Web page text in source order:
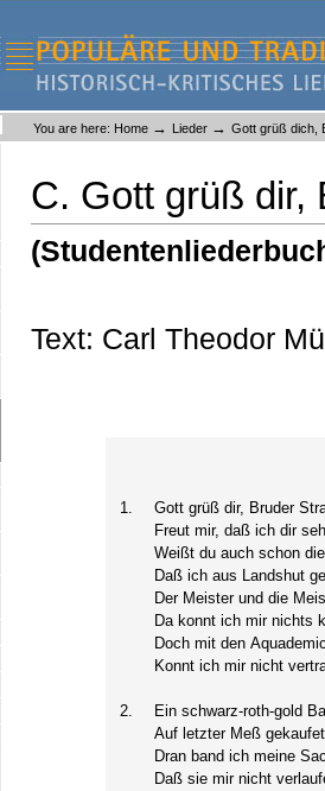
Liederlexikon
You are here: Home → Lieder → Gott grüß dich,
C. Gott grüß dir,
Text: Carl Theodor
1.
Gott grüß dir, Bruder
Freut mir, daß ich dir
Weißt du auch schon
Daß ich aus Landshut
Der Meister und die
Da konnt ich mir nichts
Doch mit den
Konnt ich mir nicht
2.
Ein schwarz-roth-gold
Auf letzter Meß
Dran band ich meine
Daß sie mir nicht